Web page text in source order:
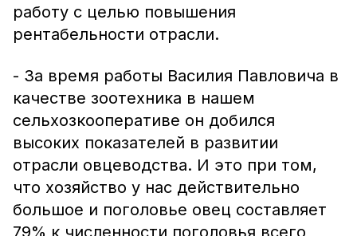
работу с целью повышения
рентабельности отрасли.
- За время работы Василия Павловича в
качестве зоотехника в нашем
сельхозкооперативе он добился
высоких показателей в развитии
отрасли овцеводства. И это при том,
что хозяйство у нас действительно
большое и поголовье овец составляет
79% к численности поголовья всего